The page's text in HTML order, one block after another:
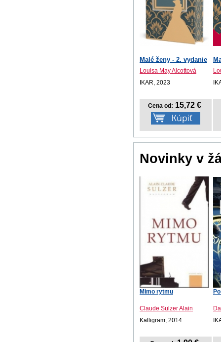
Malé ženy - 2. vydanie
Louisa May Alcottová
IKAR, 2023
Cena od: 15,72 €
Novinky v
Mimo rytmu
Claude Sulzer Alain
Kalligram, 2014